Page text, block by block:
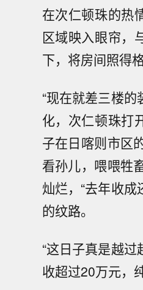
在次仁顿珠的热
区域映入眼帘，
下，将房间照得
“现在就差三楼
化，次仁顿珠打
子在日喀则市区
看孙儿，喂喂牲
灿烂，“去年收
的纹路。
“这日子真是越
收超过20万元，